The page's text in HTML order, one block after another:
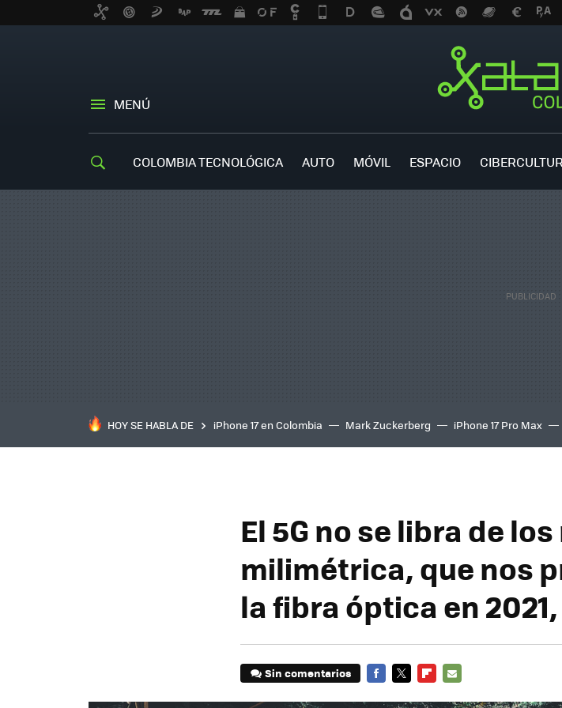
MENÚ
COLOMBIA TECNOLÓGICA AUTO MÓVIL ESPACIO
HOY SE HABLA DE iPhone 17 en Colombia Mark Zuckerberg iPhone 17 Pro Max
inteligente
IA TCL C8K
El 5G no se libra de
milimétrica, que nos
la fibra óptica en
Sin comentarios